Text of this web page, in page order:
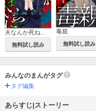
無料試し読み
毒親
無料試し読み
みんなのまんがタグ
タグ編集
あらすじ|ストーリー